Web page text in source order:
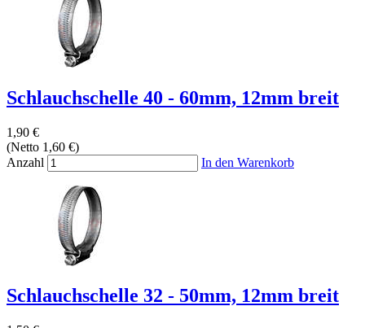
Schlauchschelle 40 - 60mm, 12mm breit
1,90 €
(Netto 1,60 €)
Anzahl
In den Warenkorb
Schlauchschelle 32 - 50mm, 12mm breit